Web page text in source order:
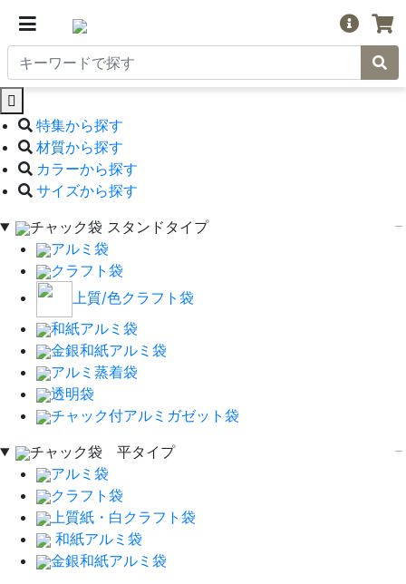
特集から探す
材質から探す
カラーから探す
サイズから探す
チャック袋 スタンドタイプ
アルミ袋
クラフト袋
上質/色クラフト袋
和紙アルミ袋
金銀和紙アルミ袋
アルミ蒸着袋
透明袋
チャック付アルミガゼット袋
チャック袋 平タイプ
アルミ袋
クラフト袋
上質紙・白クラフト袋
和紙アルミ袋
金銀和紙アルミ袋